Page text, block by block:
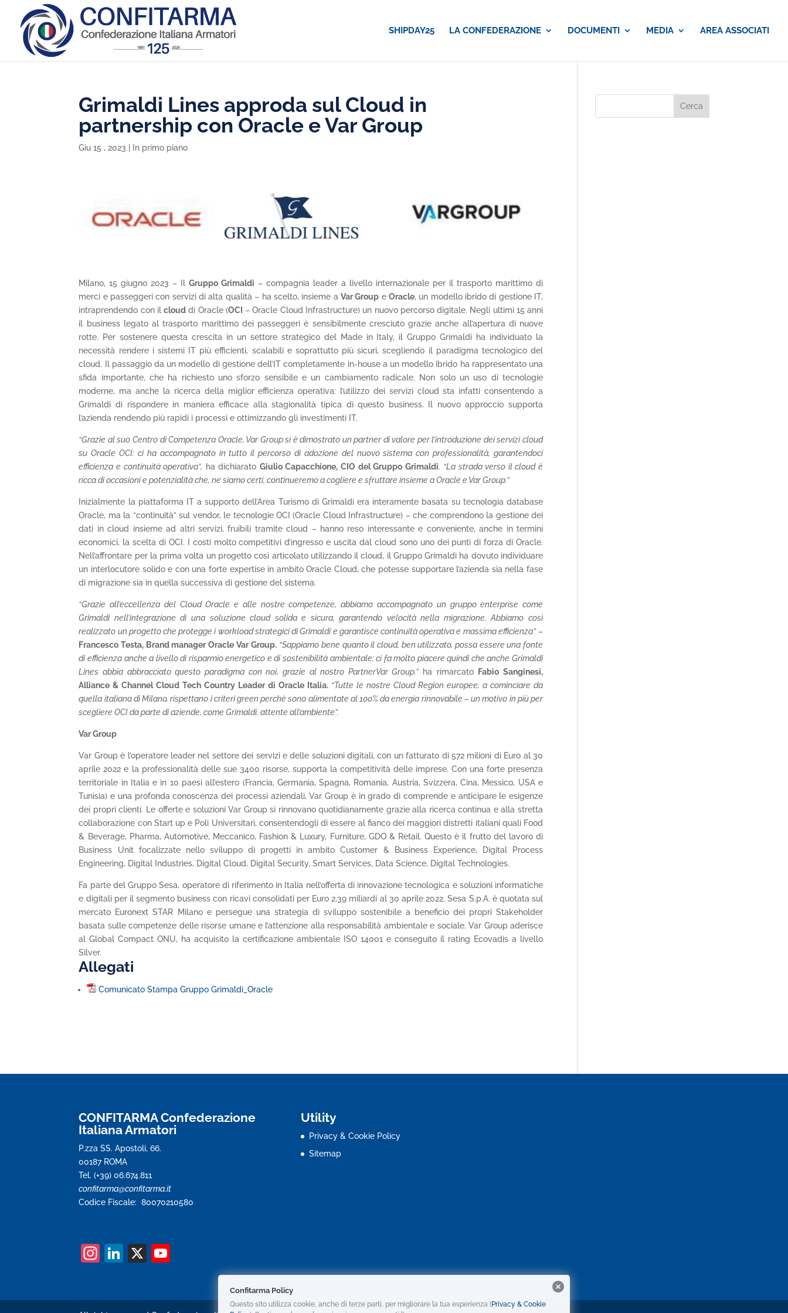
SHIPDAY25 LA CONFEDERAZIONE DOCUMENTI MEDIA AREA ASSOCIATI
Grimaldi Lines approda sul Cloud in
partnership con Oracle e Var Group
Giu 15 , 2023 In primo piano
Milano, 15 giugno 2023 – IlGruppo Grimaldi – compagnia leader a livello internazionale per il trasporto marittimo di
merci e passeggeri con servizi di alta qualità – ha scelto, insieme a Var Group e Oracle, un modello ibrido di gestione IT,
intraprendendo con ilcloud di Oracle (OCI
– Oracle Cloud Infrastructure) un nuovo percorso digitale. Negli ultimi 15 anni
il business legato al trasporto marittimo dei passeggeri è sensibilmente cresciuto grazie anche all’apertura di nuove
rotte. Per sostenere questa crescita in un settore strategico del Made in Italy, il Gruppo Grimaldi ha individuato la
necessità rendere i sistemi IT più efficienti, scalabili e soprattutto più sicuri, scegliendo il paradigma tecnologico del
cloud. Il passaggio da un modello di gestione dell’IT completamente in-house a un modello ibrido ha rappresentato una
sfida importante, che ha richiesto uno sforzo sensibile e un cambiamento radicale. Non solo un uso di tecnologie
moderne, ma anche la ricerca della miglior efficienza operativa: l’utilizzo dei servizi cloud sta infatti consentendo a
Grimaldi di rispondere in maniera efficace alla stagionalità tipica di questo business. Il nuovo approccio supporta
l’azienda rendendo più rapidi i processi e ottimizzando gli investimenti IT.
“Grazie al suo Centro di Competenza Oracle, Var Group si è dimostrato un partner di valore per l’introduzione dei servizi cloud
su Oracle OCI: ci ha accompagnato in tutto il percorso di adozione del nuovo sistema con professionalità, garantendoci
efficienza e continuità operativa”, ha dichiarato Giulio Capacchione, CIO del Gruppo Grimaldi. “La strada verso il cloud è
ricca di occasioni e potenzialità che, ne siamo certi, continueremo a cogliere e sfruttare insieme a Oracle e Var Group.”
Inizialmente la piattaforma IT a supporto dell’Area Turismo di Grimaldi era interamente basata su tecnologia database
Oracle, ma la “continuità” sul vendor, le tecnologie OCI (Oracle Cloud Infrastructure) – che comprendono la gestione dei
dati in cloud insieme ad altri servizi, fruibili tramite cloud – hanno reso interessante e conveniente, anche in termini
economici, la scelta di OCI. I costi molto competitivi d’ingresso e uscita dal cloud sono uno dei punti di forza di Oracle.
Nell’affrontare per la prima volta un progetto così articolato utilizzando il cloud, il Gruppo Grimaldi ha dovuto individuare
un interlocutore solido e con una forte expertise in ambito Oracle Cloud, che potesse supportare l’azienda sia nella fase
di migrazione sia in quella successiva di gestione del sistema.
“Grazie all’eccellenza del Cloud Oracle e alle nostre competenze, abbiamo accompagnato un gruppo enterprise come
Grimaldi nell’integrazione di una soluzione cloud solida e sicura, garantendo velocità nella migrazione. Abbiamo così
realizzato un progetto che protegge i workload strategici di Grimaldi e garantisce continuità operativa e massima efficienza”–
Francesco Testa, Brand manager Oracle Var Group. “Sappiamo bene quanto il cloud, ben utilizzato, possa essere una fonte
di efficienza anche a livello di risparmio energetico e di sostenibilità ambientale: ci fa molto piacere quindi che anche Grimaldi
Lines abbia abbracciato questo paradigma con noi, grazie al nostro PartnerVar Group.” ha rimarcato
Fabio Sanginesi,
Alliance & Channel Cloud Tech Country Leader di Oracle Italia. “Tutte le nostre Cloud Region europee, a cominciare da
quella italiana di Milano, rispettano i criteri green perchè sono alimentate al 100% da energia rinnovabile – un motivo in più per
scegliere OCI da parte di aziende, come Grimaldi, attente all’ambiente”.
Var Group
Var Group è l’operatore leader nel settore dei servizi e delle soluzioni digitali, con un fatturato di 572 milioni di Euro al 30
aprile 2022 e la professionalità delle sue 3400 risorse, supporta la competitività delle imprese. Con una forte presenza
territoriale in Italia e in 10 paesi all’estero (Francia, Germania, Spagna, Romania, Austria, Svizzera, Cina, Messico, USA e
Tunisia) e una profonda conoscenza dei processi aziendali, Var Group è in grado di comprende e anticipare le esigenze
dei propri clienti. Le offerte e soluzioni Var Group si rinnovano quotidianamente grazie alla ricerca continua e alla stretta
collaborazione con Start up e Poli Universitari, consentendogli di essere al fianco dei maggiori distretti italiani quali Food
& Beverage, Pharma, Automotive, Meccanico, Fashion & Luxury, Furniture, GDO & Retail. Questo è il frutto del lavoro di
Business Unit focalizzate nello sviluppo di progetti in ambito Customer & Business Experience, Digital Process
Engineering, Digital Industries, Digital Cloud, Digital Security, Smart Services, Data Science, Digital Technologies.
Fa parte del Gruppo Sesa, operatore di riferimento in Italia nell’offerta di innovazione tecnologica e soluzioni informatiche
e digitali per il segmento business con ricavi consolidati per Euro 2,39 miliardi al 30 aprile 2022. Sesa S.p.A. è quotata sul
mercato Euronext STAR Milano e persegue una strategia di sviluppo sostenibile a beneficio dei propri Stakeholder
basata sulle competenze delle risorse umane e l’attenzione alla responsabilità ambientale e sociale. Var Group aderisce
al Global Compact ONU, ha acquisito la certificazione ambientale ISO 14001 e conseguito il rating Ecovadis a livello
Silver.
Allegati
Comunicato Stampa Gruppo Grimaldi_Oracle
CONFITARMA Confederazione
Italiana Armatori
P.zza SS. Apostoli, 66.
00187 ROMA
Tel. (+39) 06.674.811
confitarma@confitarma.it
Codice Fiscale: 80070210580
In Li X
Utility
Privacy & Cookie Policy
Sitemap
Confitarma Policy
Questo sito utilizza cookie, anche di terze parti, per migliorare la tua esperienza (Privacy & Cookie